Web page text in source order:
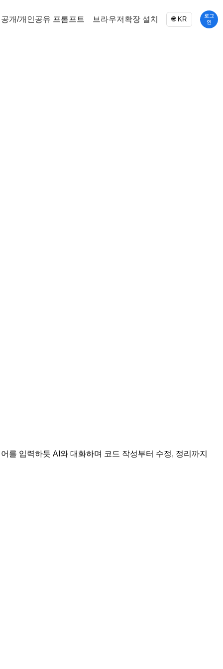
공개/개인공유 프롬프트 브라우저확장 설치 🌐 KR
로그
인
를 입력하듯 AI와 대화하며 코드 작성부터 수정, 정리까지